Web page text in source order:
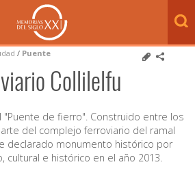
/ Puente
Collilelfu
"Puente de fierro". Construido entre los
del complejo ferroviario del ramal
declarado monumento histórico por
cultural e histórico en el año 2013.